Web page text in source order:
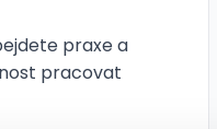
praxe a
pracovat